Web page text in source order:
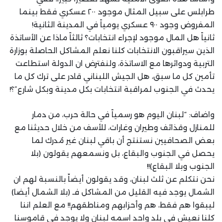
طرابلس على سبيل المثال موجود ٢٠٠ عسكري فقط بينما
المفروض وجود ٩٠٠ عسكري يومياً في المدينة الثانية!
ثانياً هل المال موجود لإجراء انتخابات؟ ثالثاً ماذا عن الأساتذة
الذين سيراقبون الانتخابات كلنا نعلم المشاكل الحاصلة بوزارة
التربية ودوائرها مع الاساتذة، ولنفترض ان الدولة استطاعت
تأمين كل ما سبق، هل الجيش اللبناني قادر على ترك كل ما
يحدث في الجنوب لمراقبة انتخابات بكل مدينة وبكل شارع”؟!
واضاف: “لبنان اليوم هو رسمياً في حالة حرب، من دمار
للمنازل وقذائف وطيران وغارات، للأسف من خلال حديثنا مع
بعض الصحافيين نستنتج أن باقي لبنان غير مُدرك لما
يحصل في الجنوب والبقاع، بل ونسمعهم يقولون (بلا
الجنوب وبلا البقاع)!!
نحن نتكلم عن ثلث لبنان، وقد يقولون أيضاّ بالنسبة لهم ان
الشمال يوجد فيه القليل من المشاكل فـ (بلا الشمال أيضا)
ليبقوا هم فقط، هم وأحزابهم ومناطقهم!! مع العلم اننا
كلنا نعيش في بلد واحد اسمه لبنان ولا يوجد في قاموسنا